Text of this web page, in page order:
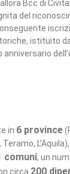
Bcc di
del
istituito
in 6 province
comuni, un
circa 200